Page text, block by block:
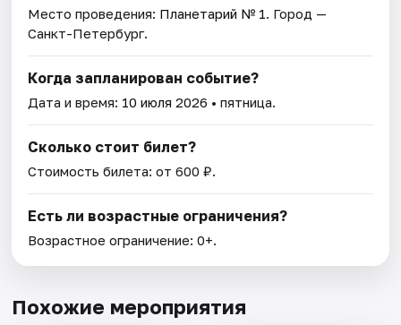
Место проведения: Планетарий № 1. Город —
Санкт-Петербург.
Когда запланирован событие?
Дата и время: 10 июля 2026 • пятница.
Сколько стоит билет?
Стоимость билета: от 600 ₽.
Есть ли возрастные ограничения?
Возрастное ограничение: 0+.
Похожие мероприятия